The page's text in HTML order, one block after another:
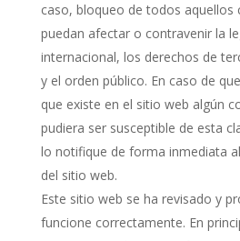
caso, bloqueo de todos aquellos
puedan afectar o contravenir la
internacional, los derechos de
y el orden público. En caso de
que existe en el sitio web algún
pudiera ser susceptible de esta
lo notifique de forma inmediata
del sitio web.
Este sitio web se ha revisado y
funcione correctamente. En